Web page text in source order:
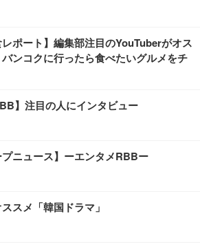
レポート】編集部注目のYouTuberがオス
ンコクに行ったら食べたいグルメをチ
】注目の人にインタビュー
プニュース】ーエンタメRBBー
スメ「韓国ドラマ」